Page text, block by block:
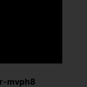
mvph8